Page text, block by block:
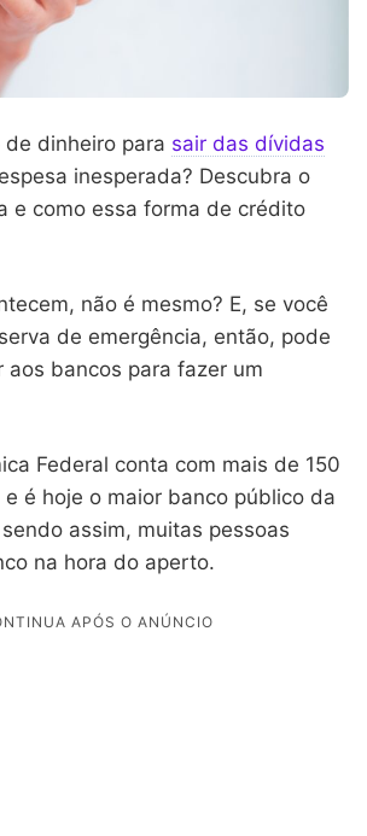
dinheiro para sair das dívidas
inesperada? Descubra o
e como essa forma de crédito
não é mesmo? E, se você
de emergência, então, pode
aos bancos para fazer um
Federal conta com mais de 150
é hoje o maior banco público da
assim, muitas pessoas
na hora do aperto.